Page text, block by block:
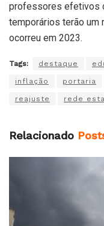
professores efetivos
temporários terão um
ocorreu em 2023.
Tags: destaque
inflação portaria
reajuste rede
Relacionado